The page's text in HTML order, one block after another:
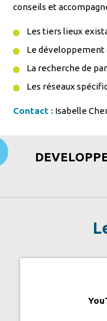
conseils et
Les tiers lieux
Le développement
La recherche de
Les réseaux
Contact : Isabelle